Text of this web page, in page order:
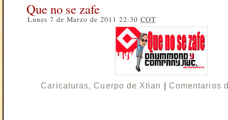
Que no se zafe
Lunes 7 de Marzo de 2011 22:30 COT
Caricaturas, Cuerpo de Xtian Comentarios